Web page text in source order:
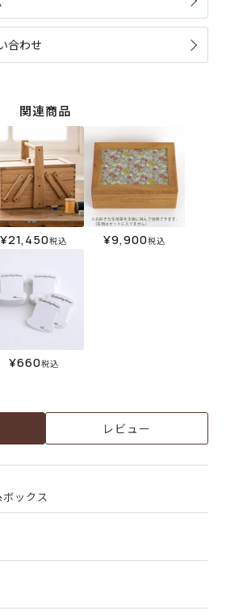
合わせ
関連商品
¥21,450税込 ¥9,900税込
¥660税込
レビュー
ックス